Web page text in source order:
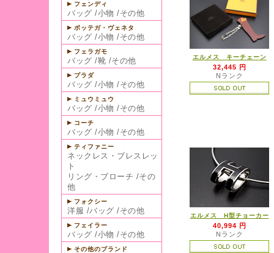
フェンディ
バッグ /小物 /その他
ボッテガ・ヴェネタ
バッグ /小物 /その他
フェラガモ
バッグ /靴 /その他
プラダ
バッグ /小物 /その他
ミュウミュウ
バッグ /小物 /その他
コーチ
バッグ /小物 /その他
ティファニー
ネックレス・ブレスレッ
ト
リング・ブローチ /その
他
フォクシー
洋服 /バッグ /その他
フェイラー
バッグ /小物 /その他
その他のブランド
エルメス キーチェーン
32,445 円
Nランク
エルメス H型チョーカー
40,994 円
Nランク